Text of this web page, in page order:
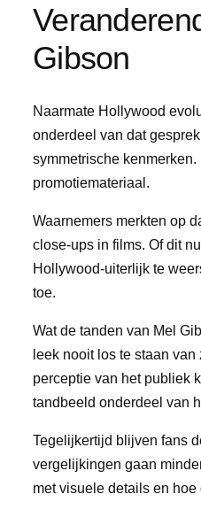
Gibson
Naarmate Hollywood
onderdeel van dat
symmetrische
promotiemateriaal.
Waarnemers merkten op
close-ups in films. Of dit
Hollywood-uiterlijk te
toe.
Wat de tanden van Mel
leek nooit los te staan
perceptie van het publiek
tandbeeld onderdeel van
Tegelijkertijd blijven fans
vergelijkingen gaan
met visuele details en